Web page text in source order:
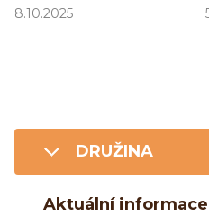
8.10.2025
DRUŽINA
Aktuální